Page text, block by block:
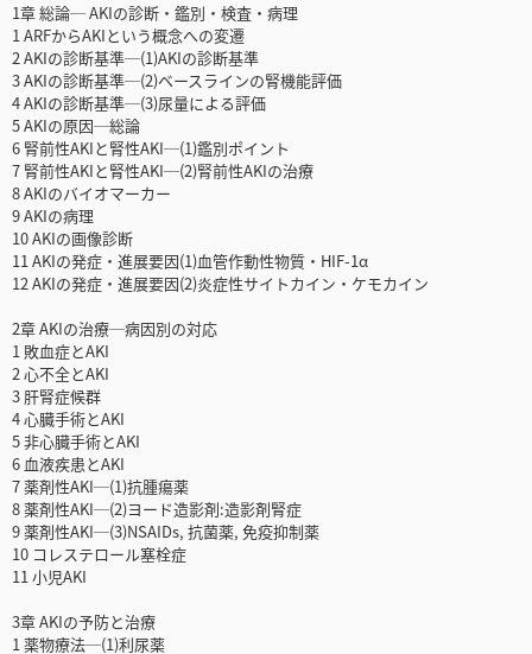
1章 総論─ AKIの診断・鑑別・検査・病理
1 ARFからAKIという概念への変遷
2 AKIの診断基準─(1)AKIの診断基準
3 AKIの診断基準─(2)ベースラインの腎機能評価
4 AKIの診断基準─(3)尿量による評価
5 AKIの原因─総論
6 腎前性AKIと腎性AKI─(1)鑑別ポイント
7 腎前性AKIと腎性AKI─(2)腎前性AKIの治療
8 AKIのバイオマーカー
9 AKIの病理
10 AKIの画像診断
11 AKIの発症・進展要因(1)血管作動性物質・HIF-1α
12 AKIの発症・進展要因(2)炎症性サイトカイン・ケモカイン
2章 AKIの治療─病因別の対応
1 敗血症とAKI
2 心不全とAKI
3 肝腎症候群
4 心臓手術とAKI
5 非心臓手術とAKI
6 血液疾患とAKI
7 薬剤性AKI─(1)抗腫瘍薬
8 薬剤性AKI─(2)ヨード造影剤:造影剤腎症
9 薬剤性AKI─(3)NSAIDs, 抗菌薬, 免疫抑制薬
10 コレステロール塞栓症
11 小児AKI
3章 AKIの予防と治療
1 薬物療法─(1)利尿薬